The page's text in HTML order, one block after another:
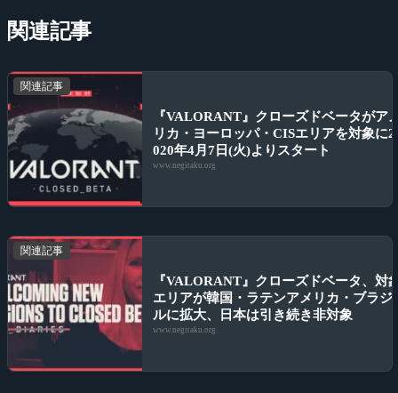
関連記事
関連記事
『VALORANT』クローズドベータがア
リカ・ヨーロッパ・CISエリアを対象に2
020年4月7日(火)よりスタート
www.negitaku.org
関連記事
『VALORANT』クローズドベータ、対
エリアが韓国・ラテンアメリカ・ブラジ
ルに拡大、日本は引き続き非対象
www.negitaku.org